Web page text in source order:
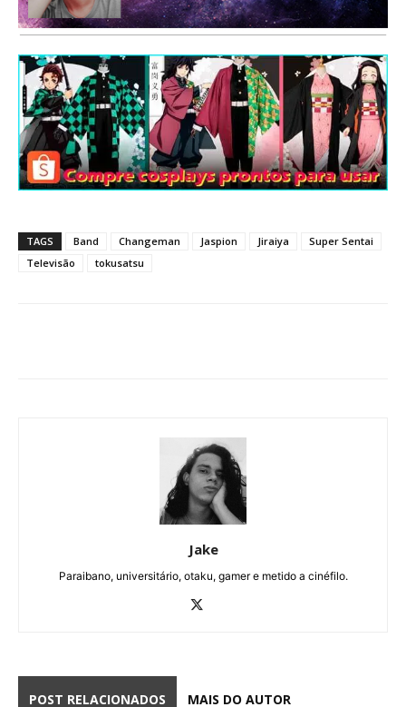
TAGS Band Changeman Jaspion Jiraiya
Super Sentai
Televisão
tokusatsu
Jake
Paraibano, universitário, otaku, gamer e metido a cinéfilo.
POST RELACIONADOS MAIS DO AUTOR